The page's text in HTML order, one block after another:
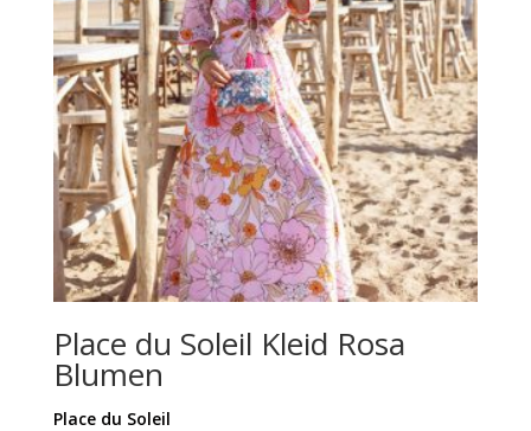
Place du Soleil Kleid Rosa
Blumen
Place du Soleil